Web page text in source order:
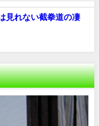
見れない截拳道の凄